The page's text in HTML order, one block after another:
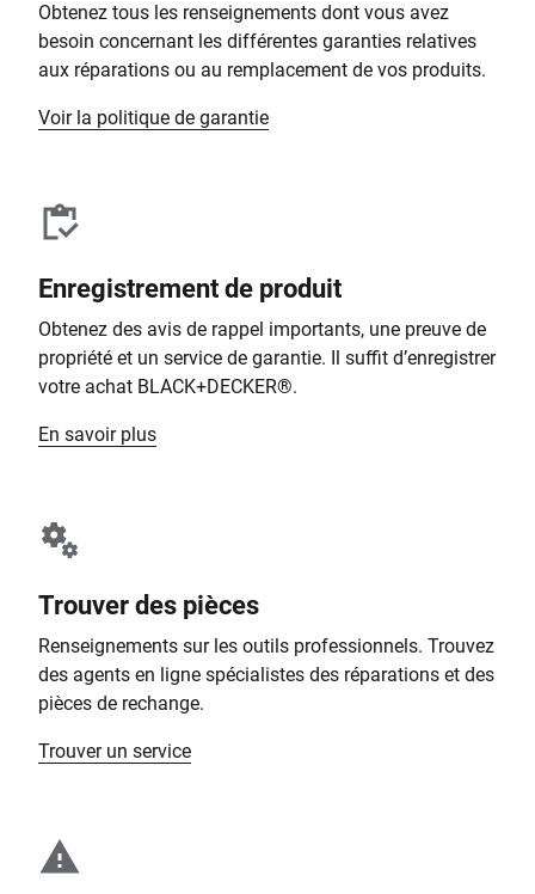
Obtenez tous les renseignements dont vous avez
besoin concernant les différentes garanties relatives
aux réparations ou au remplacement de vos produits.
Voir la politique de garantie
Enregistrement de produit
Obtenez des avis de rappel importants, une preuve de
propriété et un service de garantie. Il suffit d’enregistrer
votre achat BLACK+DECKER®.
En savoir plus
Trouver des pièces
Renseignements sur les outils professionnels. Trouvez
des agents en ligne spécialistes des réparations et des
pièces de rechange.
Trouver un service